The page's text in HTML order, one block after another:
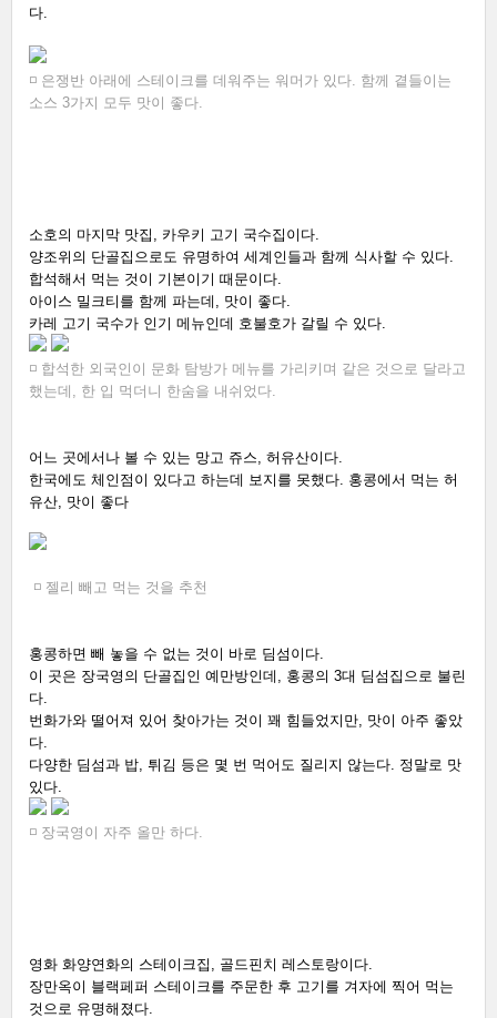
다.
◽ 은쟁반 아래에 스테이크를 데워주는 워머가 있다. 함께 곁들이는
소스 3가지 모두 맛이 좋다.
소호의 마지막 맛집, 카우키 고기 국수집이다.
양조위의 단골집으로도 유명하여 세계인들과 함께 식사할 수 있다.
합석해서 먹는 것이 기본이기 때문이다.
아이스 밀크티를 함께 파는데, 맛이 좋다.
카레 고기 국수가 인기 메뉴인데 호불호가 갈릴 수 있다.
◽ 합석한 외국인이 문화 탐방가 메뉴를 가리키며 같은 것으로 달라고
했는데, 한 입 먹더니 한숨을 내쉬었다.
어느 곳에서나 볼 수 있는 망고 쥬스, 허유산이다.
한국에도 체인점이 있다고 하는데 보지를 못했다. 홍콩에서 먹는 허
유산, 맛이 좋다
◽ 젤리 빼고 먹는 것을 추천
홍콩하면 빼 놓을 수 없는 것이 바로 딤섬이다.
이 곳은 장국영의 단골집인 예만방인데, 홍콩의 3대 딤섬집으로 불린
다.
번화가와 떨어져 있어 찾아가는 것이 꽤 힘들었지만, 맛이 아주 좋았
다.
다양한 딤섬과 밥, 튀김 등은 몇 번 먹어도 질리지 않는다. 정말로 맛
있다.
◽ 장국영이 자주 올만 하다.
영화 화양연화의 스테이크집, 골드핀치 레스토랑이다.
장만옥이 블랙페퍼 스테이크를 주문한 후 고기를 겨자에 찍어 먹는
것으로 유명해졌다.